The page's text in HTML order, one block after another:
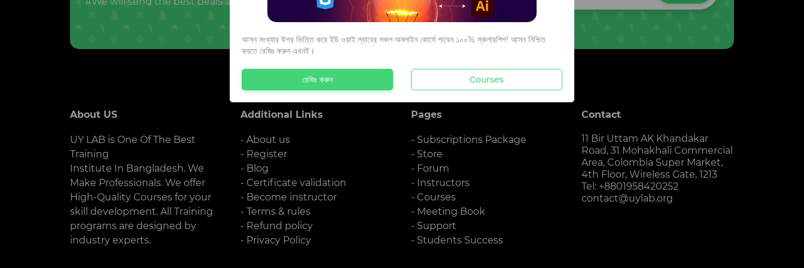
About US
UY LAB is One Of The Best
Training
Institute In Bangladesh. We
Make Professionals. We offer
High-Quality Courses for your
skill development. All Training
programs are designed by
industry experts.
Additional Links
- About us
- Register
- Blog
- Certificate validation
- Become instructor
- Terms & rules
- Refund policy
- Privacy Policy
Pages
- Subscriptions Package
- Store
- Forum
- Instructors
- Courses
- Meeting Book
- Support
- Students Success
Contact
11 Bir Uttam AK Khandakar
Road, 31 Mohakhali Commercial
Area, Colombia Super Market,
4th Floor, Wireless Gate, 1213
Tel: +8801958420252
contact@uylab.org
আসন সংখ্যার উপর ভিত্তি করে ইউ ওয়াই ল্যাবের সকল অনলাইন কোর্সে পাবেন ১০০% স্কলারশিপ! আসন নিশ্চিত
করতে রেজিঃ করুন এখনই।
রেজিঃ করুন Courses